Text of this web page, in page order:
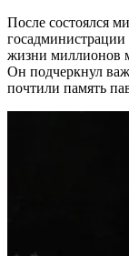
После состоялся
жизни миллионов
Он подчеркнул
почтили память